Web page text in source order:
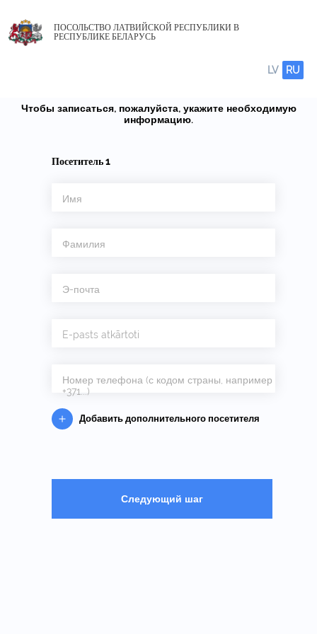
ПОСОЛЬСТВО ЛАТВИЙСКОЙ РЕСПУБЛИКИ В
РЕСПУБЛИКЕ БЕЛАРУСЬ
LV RU
Чтобы записаться, пожалуйста, укажите необходимую
информацию.
Посетитель1
Имя
Фамилия
Э-почта
E-pasts atkārtoti
Номер телефона (с кодом страны, например
+371...)
Добавить дополнительного посетителя
Следующий шаг